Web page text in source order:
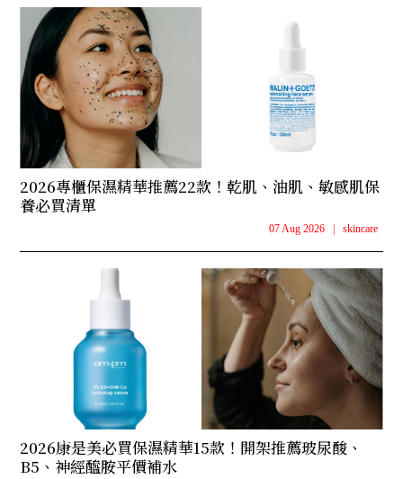
2026專櫃保濕精華推薦22款！乾肌、油肌、敏感肌保
養必買清單
07 Aug 2026 skincare
2026康是美必買保濕精華15款！開架推薦玻尿酸、
B5、神經醯胺平價補水